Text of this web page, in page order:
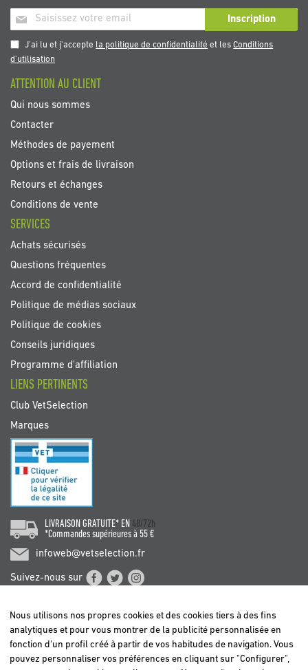
Inscription
à
notre
newsletter
Inscription
J'ai lu et j'accepte la politique de confidentialité et lesConditions
d'utilisation
ATTENTION AU CLIENT
Qui nous sommes
Contacter
Méthodes de payement
Options et frais de livraison
Retours et échanges
Conditions de vente
SERVICES
Achats sécurisés
Questions fréquentes
Accord de confidentialité
Politique de médias sociaux
Politique de cookies
Conseils juridiques
Programme d'affiliation
LIENS PERTINENTS
Club VetSelection
Marques
LIVRAISON GRATUITE* EN 48/72h
*Commandes supérieures à 55 €
infoweb@vetselection.fr
Suivez-nous sur
BELGIË / BELGIQUE
Nous utilisons nos propres cookies et des cookies tiers à des fins
analytiques et pour vous montrer de la publicité personnalisée en
fonction d'un profil créé à partir de vos habitudes de navigation. Vous
pouvez personnaliser vos préférences en cliquant sur "Configurer",